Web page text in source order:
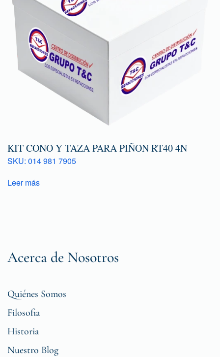
KIT CONO Y TAZA PARA PIÑON RT40 4N
SKU: 014 981 7905
Leer más
Acerca de Nosotros
Quiénes Somos
Filosofia
Historia
Nuestro Blog